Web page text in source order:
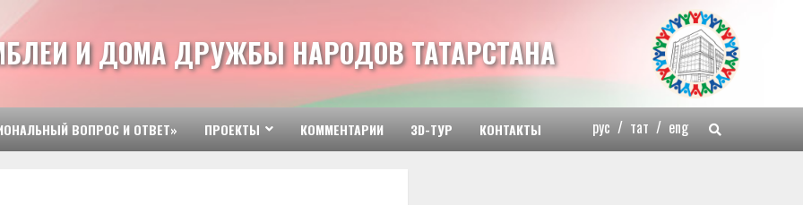
И ДОМА ДРУЖБЫ НАРОДОВ ТАТАРСТАНА
ВОПРОС И ОТВЕТ» ПРОЕКТЫ КОММЕНТАРИИ 3D-ТУР КОНТАКТЫ рус / тат / eng